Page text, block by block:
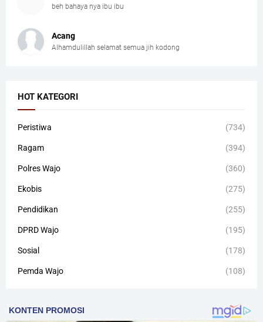
beh bahaya nya ibu ibu
Acang
Alhamdulillah selamat semua jih kodong
HOT KATEGORI
Peristiwa (734)
Ragam (394)
Polres Wajo (360)
Ekobis (275)
Pendidikan (255)
DPRD Wajo (195)
Sosial (178)
Pemda Wajo (108)